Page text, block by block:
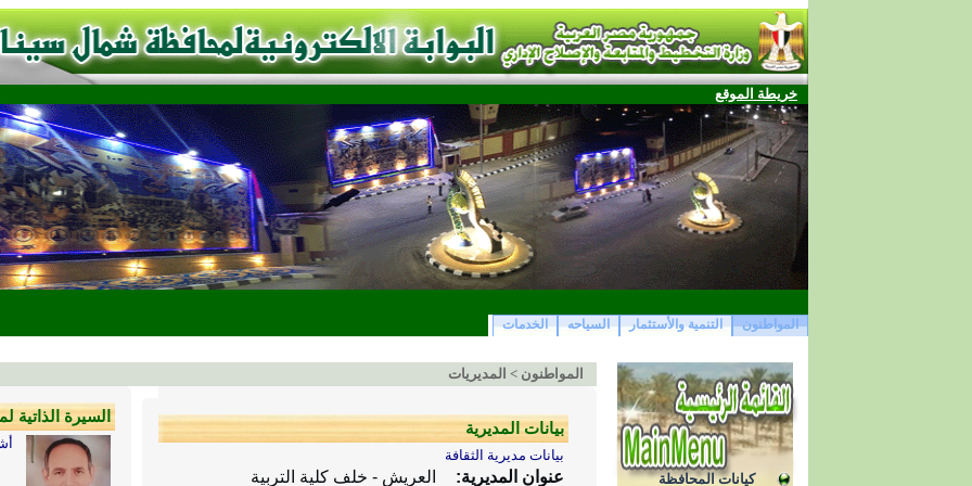
خريطة الموقع
المواطنون التنمية والأستثمار السياحه الخدمات
كيانات المحافظة
المواطنون > المديريات
بيانات المديرية
بيانات مديرية الثقافة
عنوان المديرية:
العريش - خلف كلية التربية
السيرة الذاتية